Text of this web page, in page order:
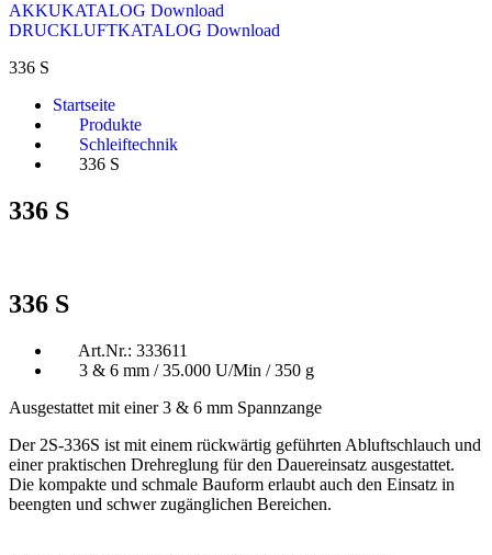
AKKUKATALOG Download
DRUCKLUFTKATALOG Download
336 S
Startseite
Produkte
Schleiftechnik
336 S
336 S
336 S
Art.Nr.: 333611
3 & 6 mm / 35.000 U/Min / 350 g
Ausgestattet mit einer 3 & 6 mm Spannzange
Der 2S-336S ist mit einem rückwärtig geführten Abluftschlauch und
einer praktischen Drehreglung für den Dauereinsatz ausgestattet.
Die kompakte und schmale Bauform erlaubt auch den Einsatz in
beengten und schwer zugänglichen Bereichen.